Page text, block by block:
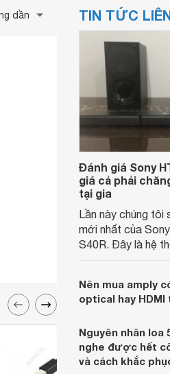
dần TIN TỨC
Đánh giá Sony
giá cả phải
tại gia
Lần này chúng tôi
mới nhất của
S40R. Đây là hệ
với mức giá khá
đồng.
Nên mua amply
optical hay
Nguyên nhân loa
nghe được hết
và cách khắc